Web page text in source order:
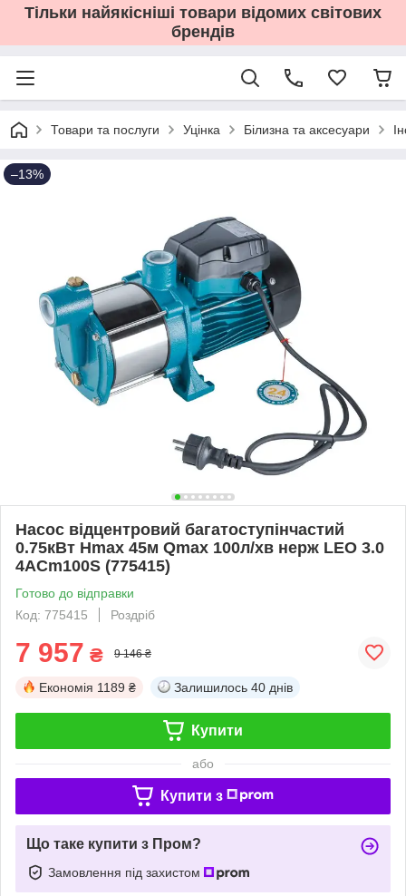
Тільки найякісніші товари відомих світових
брендів
Товари та послуги Уцінка Білизна та аксесуари
–13%
Насос відцентровий багатоступінчастий
0.75кВт Hmax 45м Qmax 100л/хв нерж LEO 3.0
4ACm100S (775415)
Готово до відправки
Код: 775415
Роздріб
7 957 ₴ 9 146 ₴
Економія 1189 ₴ Залишилось 40 днів
Купити
або
Купити з
Що таке купити з Пром?
Замовлення під захистом